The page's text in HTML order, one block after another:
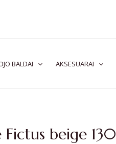
BALDAI AKSESUARAI
beige 130